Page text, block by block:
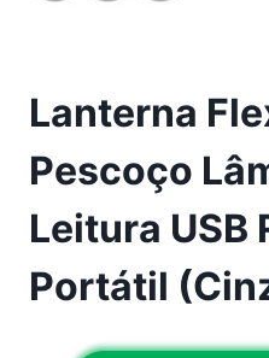
Lanterna
Pescoço
Leitura USB
Portátil